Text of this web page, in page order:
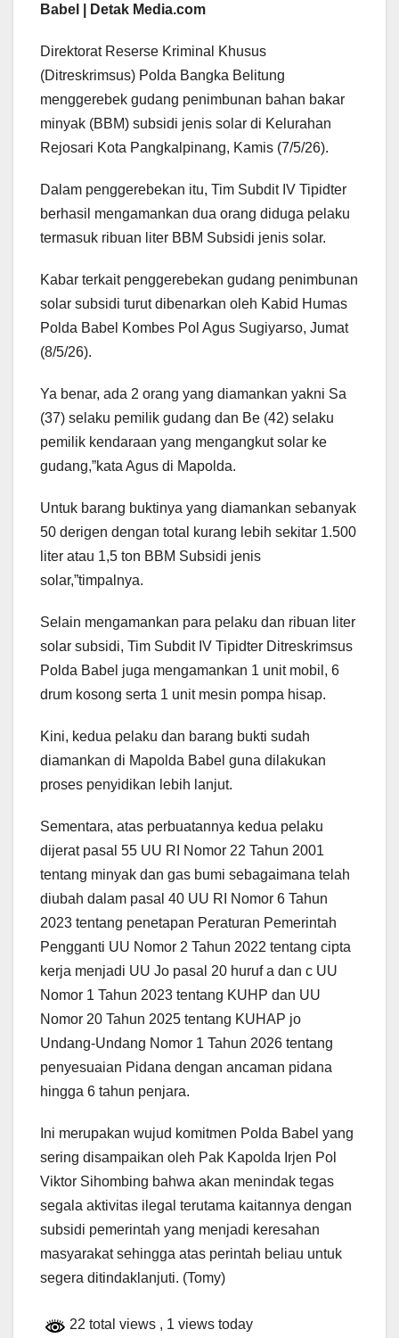
Babel | Detak Media.com
Direktorat Reserse Kriminal Khusus
(Ditreskrimsus) Polda Bangka Belitung
menggerebek gudang penimbunan bahan bakar
minyak (BBM) subsidi jenis solar di Kelurahan
Rejosari Kota Pangkalpinang, Kamis (7/5/26).
Dalam penggerebekan itu, Tim Subdit IV Tipidter
berhasil mengamankan dua orang diduga pelaku
termasuk ribuan liter BBM Subsidi jenis solar.
Kabar terkait penggerebekan gudang penimbunan
solar subsidi turut dibenarkan oleh Kabid Humas
Polda Babel Kombes Pol Agus Sugiyarso, Jumat
(8/5/26).
Ya benar, ada 2 orang yang diamankan yakni Sa
(37) selaku pemilik gudang dan Be (42) selaku
pemilik kendaraan yang mengangkut solar ke
gudang,”kata Agus di Mapolda.
Untuk barang buktinya yang diamankan sebanyak
50 derigen dengan total kurang lebih sekitar 1.500
liter atau 1,5 ton BBM Subsidi jenis
solar,”timpalnya.
Selain mengamankan para pelaku dan ribuan liter
solar subsidi, Tim Subdit IV Tipidter Ditreskrimsus
Polda Babel juga mengamankan 1 unit mobil, 6
drum kosong serta 1 unit mesin pompa hisap.
Kini, kedua pelaku dan barang bukti sudah
diamankan di Mapolda Babel guna dilakukan
proses penyidikan lebih lanjut.
Sementara, atas perbuatannya kedua pelaku
dijerat pasal 55 UU RI Nomor 22 Tahun 2001
tentang minyak dan gas bumi sebagaimana telah
diubah dalam pasal 40 UU RI Nomor 6 Tahun
2023 tentang penetapan Peraturan Pemerintah
Pengganti UU Nomor 2 Tahun 2022 tentang cipta
kerja menjadi UU Jo pasal 20 huruf a dan c UU
Nomor 1 Tahun 2023 tentang KUHP dan UU
Nomor 20 Tahun 2025 tentang KUHAP jo
Undang-Undang Nomor 1 Tahun 2026 tentang
penyesuaian Pidana dengan ancaman pidana
hingga 6 tahun penjara.
Ini merupakan wujud komitmen Polda Babel yang
sering disampaikan oleh Pak Kapolda Irjen Pol
Viktor Sihombing bahwa akan menindak tegas
segala aktivitas ilegal terutama kaitannya dengan
subsidi pemerintah yang menjadi keresahan
masyarakat sehingga atas perintah beliau untuk
segera ditindaklanjuti. (Tomy)
22 total views , 1 views today